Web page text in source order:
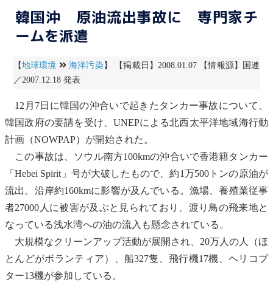
韓国沖 原油流出事故に 専門家チ
ームを派遣
【地球環境 海洋汚染 】 【掲載日】2008.01.07 【情報源】国連
／2007.12.18 発表
12月7日に韓国の沖合いで起きたタンカー事故について、
韓国政府の要請を受け、UNEPによる北西太平洋地域海行動
計画 （NOWPAP）が開始された。
この事故は、ソウル南方100kmの沖合いで香港籍タンカー
「Hebei Spirit」号が大破したもので、約1万500トンの原油が
流出。沿岸約160kmに影響が及んでいる。 漁場 、養殖業従事
者27000人に被害が及ぶと見られており、渡り鳥の飛来地と
なっている浅水湾への油の流入も懸念されている。
大規模なクリーンアップ活動が展開され、20万人の人（ほ
とんどがボランティア）、船327隻、飛行機17機、ヘリコプ
ター13機が参加している。